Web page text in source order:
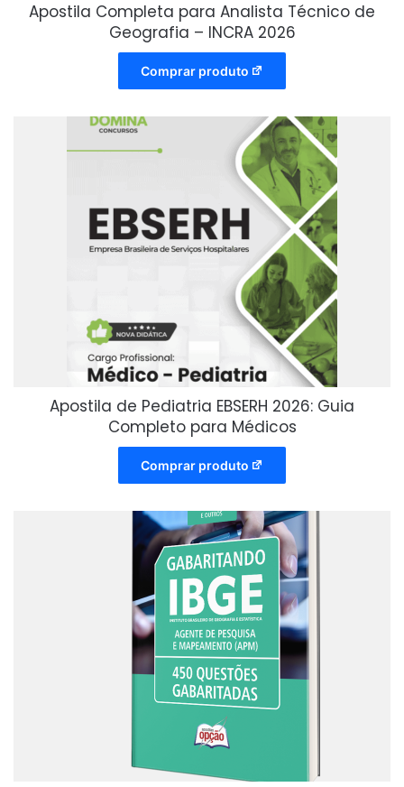
Apostila Completa para Analista Técnico de
Geografia – INCRA 2026
Comprar produto
Apostila de Pediatria EBSERH 2026: Guia
Completo para Médicos
Comprar produto